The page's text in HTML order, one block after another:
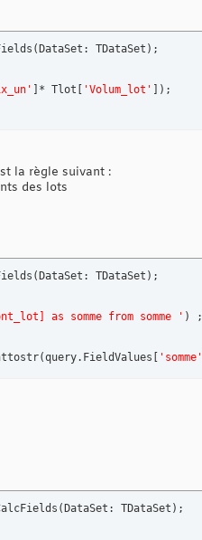
( DataSet: TDataSet ) ;
* Tlot 'Volum_lot' )
la règle suivant :
des lots
( DataSet: TDataSet )
as somme from somme ' )
;
(query.FieldValues 'somme'
( DataSet: TDataSet )